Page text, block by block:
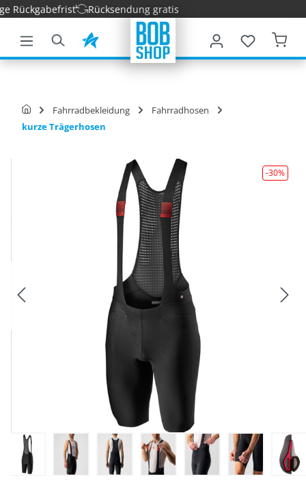
springenRücksendung gratis
Fahrradbekleidung
Fahrradhosen
kurze Trägerhosen
-30%